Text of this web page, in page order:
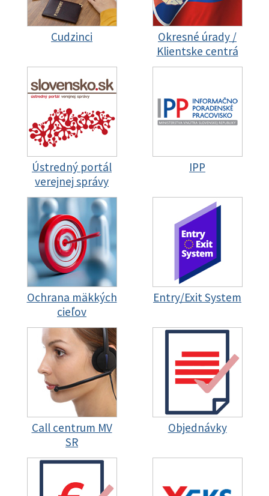
Cudzinci
Okresné úrady /
Klientske centrá
Ústredný portál
verejnej správy
IPP
Ochrana mäkkých
cieľov
Entry/Exit System
Call centrum MV
SR
Objednávky